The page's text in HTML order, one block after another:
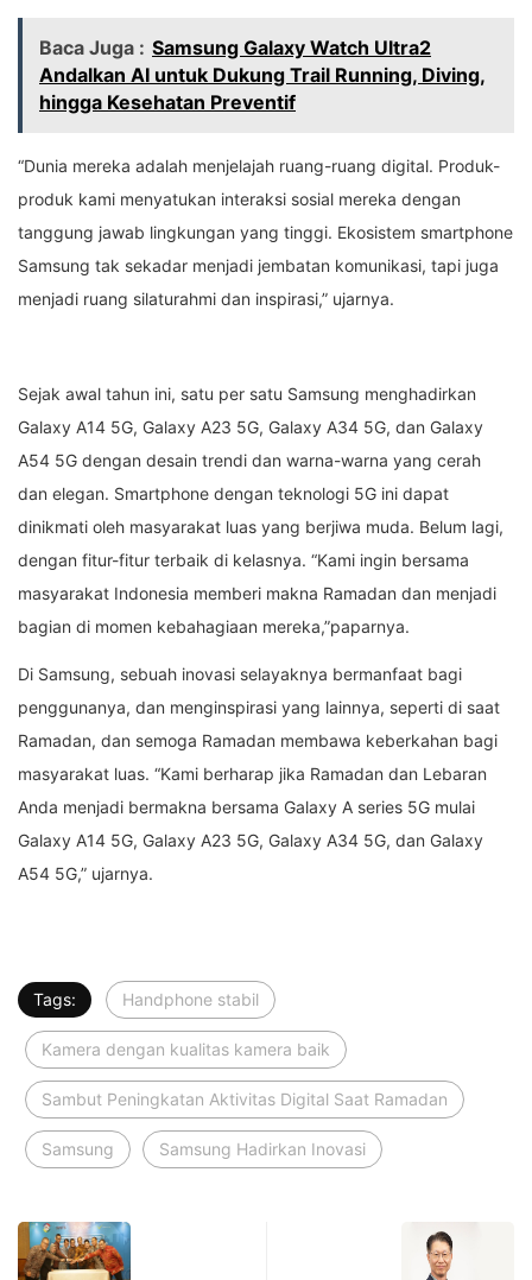
Baca Juga : Samsung Galaxy Watch Ultra2
Andalkan AI untuk Dukung Trail Running, Diving,
hingga Kesehatan Preventif
“Dunia mereka adalah menjelajah ruang-ruang digital. Produk-
produk kami menyatukan interaksi sosial mereka dengan
tanggung jawab lingkungan yang tinggi. Ekosistem smartphone
Samsung tak sekadar menjadi jembatan komunikasi, tapi juga
menjadi ruang silaturahmi dan inspirasi,” ujarnya.
Sejak awal tahun ini, satu per satu Samsung menghadirkan
Galaxy A14 5G, Galaxy A23 5G, Galaxy A34 5G, dan Galaxy
A54 5G dengan desain trendi dan warna-warna yang cerah
dan elegan. Smartphone dengan teknologi 5G ini dapat
dinikmati oleh masyarakat luas yang berjiwa muda. Belum lagi,
dengan fitur-fitur terbaik di kelasnya. “Kami ingin bersama
masyarakat Indonesia memberi makna Ramadan dan menjadi
bagian di momen kebahagiaan mereka,”paparnya.
Di Samsung, sebuah inovasi selayaknya bermanfaat bagi
penggunanya, dan menginspirasi yang lainnya, seperti di saat
Ramadan, dan semoga Ramadan membawa keberkahan bagi
masyarakat luas. “Kami berharap jika Ramadan dan Lebaran
Anda menjadi bermakna bersama Galaxy A series 5G mulai
Galaxy A14 5G, Galaxy A23 5G, Galaxy A34 5G, dan Galaxy
A54 5G,” ujarnya.
Tags: Handphone stabil
Kamera dengan kualitas kamera baik
Sambut Peningkatan Aktivitas Digital Saat Ramadan
Samsung Samsung Hadirkan Inovasi